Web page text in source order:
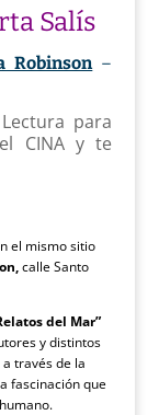
Salís
Robinson–
para
CINA y te
el mismo sitio
calle Santo
del Mar”
y distintos
través de la
fascinación que